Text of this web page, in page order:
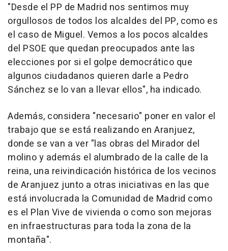
"Desde el PP de Madrid nos sentimos muy
orgullosos de todos los alcaldes del PP, como es
el caso de Miguel. Vemos a los pocos alcaldes
del PSOE que quedan preocupados ante las
elecciones por si el golpe democrático que
algunos ciudadanos quieren darle a Pedro
Sánchez se lo van a llevar ellos", ha indicado.
Además, considera "necesario" poner en valor el
trabajo que se está realizando en Aranjuez,
donde se van a ver "las obras del Mirador del
molino y además el alumbrado de la calle de la
reina, una reivindicación histórica de los vecinos
de Aranjuez junto a otras iniciativas en las que
está involucrada la Comunidad de Madrid como
es el Plan Vive de vivienda o como son mejoras
en infraestructuras para toda la zona de la
montaña".